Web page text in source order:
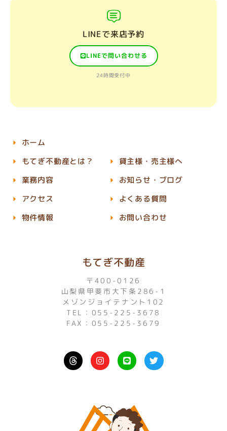
LINEで来店予約
LINEで問い合わせる
24時間受付中
もてぎ不動産
〒400-0126
山梨県甲斐市大下条286-1
メゾンジョイテナント102
TEL：055-225-3678
FAX：055-225-3679
I
n
s
r
a
m
L
i
n
T
w
i
ホーム
もてぎ不動産とは？
業務内容
アクセス
物件情報
貸主様・売主様へ
お知らせ・ブログ
よくある質問
お問い合わせ